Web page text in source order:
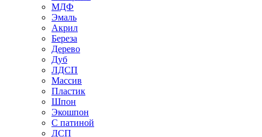
МДФ
Эмаль
Акрил
Береза
Дерево
Дуб
ЛДСП
Массив
Пластик
Шпон
Экошпон
С патиной
ДСП